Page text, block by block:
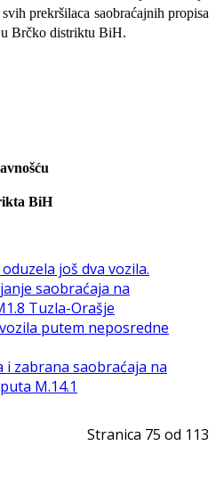
prekršilaca saobraćajnih propisa
Brčko distriktu BiH.
BiH
još dva vozila.
saobraćaja na
Tuzla-Orašje
putem neposredne
i zabrana saobraćaja na
M.14.1
Stranica 75 od 113